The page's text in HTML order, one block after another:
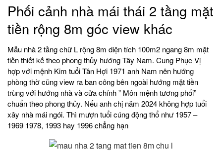
Phối cảnh nhà mái thái 2 tầng mặt
tiền rộng 8m góc view khác
Mẫu nhà 2 tầng chữ L rộng 8m diện tích 100m2 ngang 8m mặt
tiền thiết kế theo phong thủy hướng Tây Nam. Cung Phục Vị
hợp với mệnh Kim tuổi Tân Hợi 1971 anh Nam nên hướng
phòng thờ cũng view ra ban công bên ngoài hướng mặt tiền
trùng với hướng nhà và cửa chính ” Môn mệnh tương phối”
chuẩn theo phong thủy. Nếu anh chị năm 2024 không hợp tuổi
xây nhà mái ngói. Thì mượn tuổi cúng động thổ như 1957 –
1969 1978, 1993 hay 1996 chẳng hạn